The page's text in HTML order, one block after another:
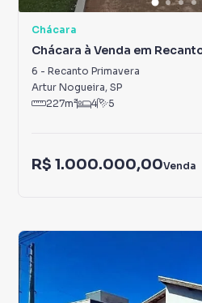
Chácara
Chácara à Venda em
6 - Recanto Primavera
Artur Nogueira, SP
227m² 4 5
R$ 1.000.000,00Venda